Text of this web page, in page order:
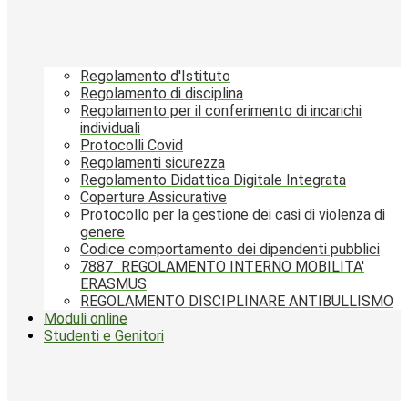
Regolamento d'Istituto
Regolamento di disciplina
Regolamento per il conferimento di incarichi
individuali
Protocolli Covid
Regolamenti sicurezza
Regolamento Didattica Digitale Integrata
Coperture Assicurative
Protocollo per la gestione dei casi di violenza di
genere
Codice comportamento dei dipendenti pubblici
7887_REGOLAMENTO INTERNO MOBILITA'
ERASMUS
REGOLAMENTO DISCIPLINARE ANTIBULLISMO
Moduli online
Studenti e Genitori